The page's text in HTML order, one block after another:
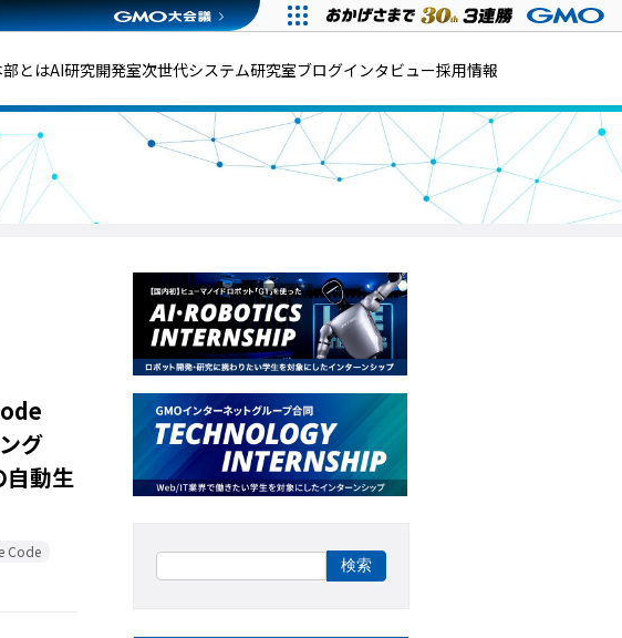
とはAI研究開発室次世代システム研究室ブログインタビュー採用情報
グ
動生
Code